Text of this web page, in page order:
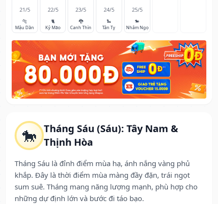
🐎 Tháng Sáu (Sáu): Tây Nam &
Thịnh Hòa
Tháng Sáu là đỉnh điểm mùa hạ, ánh nắng vàng phủ
khắp. Đây là thời điểm mùa màng đầy đặn, trái ngọt
sum suê. Tháng mang năng lượng mạnh, phù hợp cho
những dự định lớn và bước đi táo bạo.
21/5
🐅
Mậu Dần
22/5
🐈
Kỷ Mão
23/5
🐉
Canh Thìn
24/5
🐍
Tân Tỵ
25/5
🐎
Nhâm Ngọ